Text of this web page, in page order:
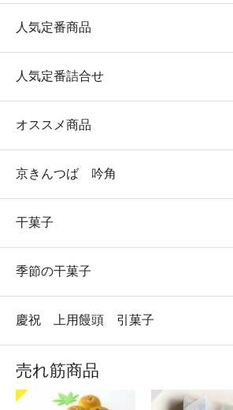
人気定番商品
人気定番詰合せ
オススメ商品
京きんつば 吟角
干菓子
季節の干菓子
慶祝 上用饅頭 引菓子
売れ筋商品